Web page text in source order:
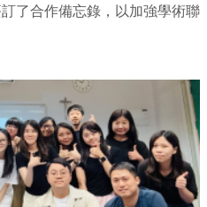
了合作備忘錄，以加強學術聯